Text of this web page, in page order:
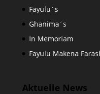
Fayulu´s
Ghanima´s
In Memoriam
Fayulu Makena
Aktuelle News